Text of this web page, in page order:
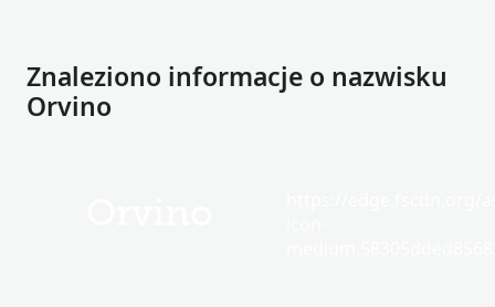
Znaleziono informacje o nazwisku
Orvino